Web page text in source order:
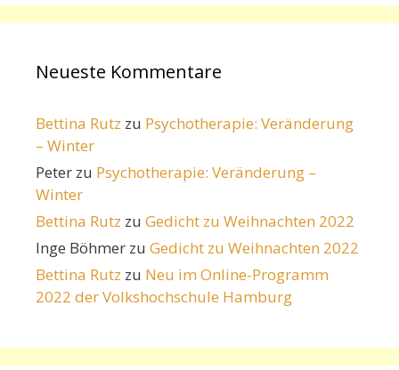
Neueste Kommentare
Bettina Rutz zu Psychotherapie: Veränderung
– Winter
Peter zu Psychotherapie: Veränderung –
Winter
Bettina Rutz zu Gedicht zu Weihnachten 2022
Inge Böhmer zu Gedicht zu Weihnachten 2022
Bettina Rutz zu Neu im Online-Programm
2022 der Volkshochschule Hamburg